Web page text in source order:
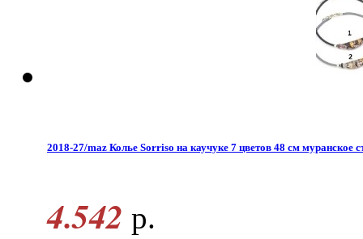
2018-27/maz Колье Sorriso на каучуке 7 цветов 48 см муранское
4.542 р.